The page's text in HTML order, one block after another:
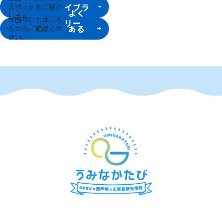
スポットをご紹介
します。
イブラ
リー
お困りごとはこち
らからご確認くだ
さい。
よく
ある